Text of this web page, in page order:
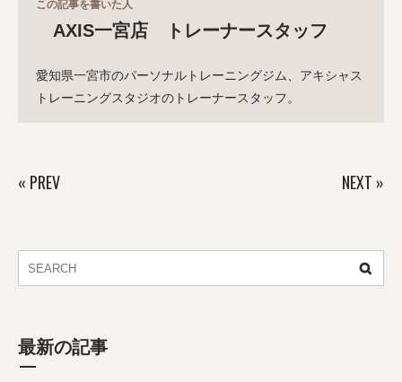
この記事を書いた人
AXIS一宮店 トレーナースタッフ
愛知県一宮市のパーソナルトレーニングジム、アキシャス
トレーニングスタジオのトレーナースタッフ。
« PREV NEXT »
最新の記事